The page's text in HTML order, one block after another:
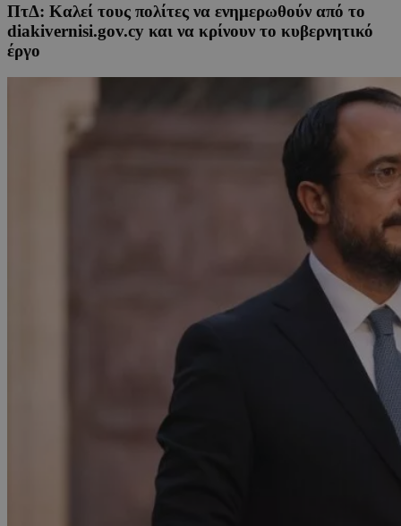
ΠτΔ: Καλεί τους πολίτες να ενημερωθούν από το
diakivernisi.gov.cy και να κρίνουν το κυβερνητικό
έργο